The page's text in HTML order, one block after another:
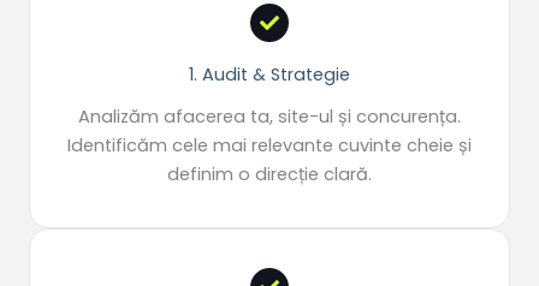
1. Audit & Strategie
Analizăm afacerea ta, site-ul și concurența.
Identificăm cele mai relevante cuvinte cheie și
definim o direcție clară.